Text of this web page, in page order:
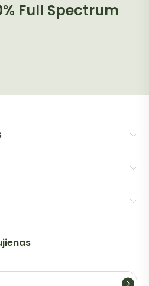
Full Spectrum